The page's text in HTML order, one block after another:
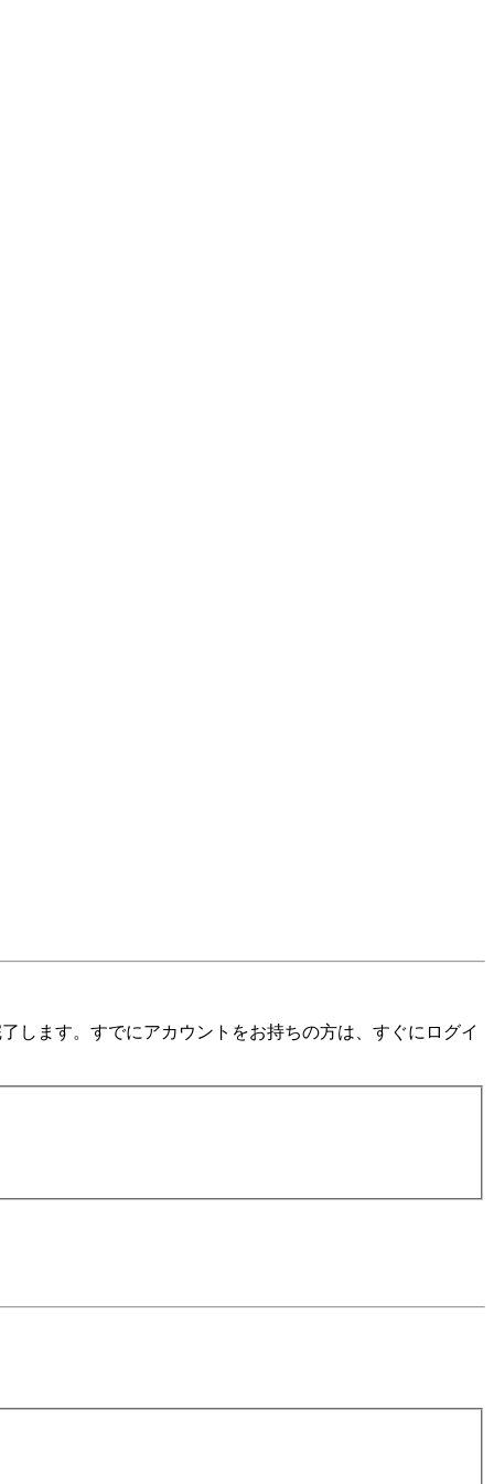
します。すでにアカウントをお持ちの方は、すぐにログイ